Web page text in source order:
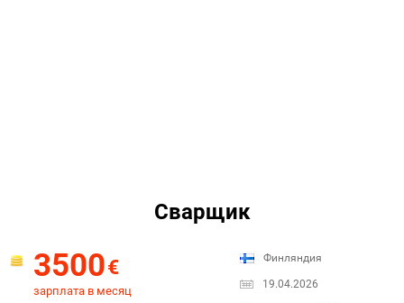
Сварщик
3500€
зарплата в месяц
Финляндия
19.04.2026